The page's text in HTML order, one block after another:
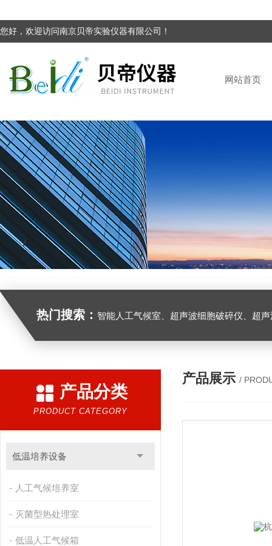
您好，欢迎访问南京贝帝实验仪器有限公司！
网站首页
热门搜索： 智能人工气候室、超声波细胞破碎仪、超
产品分类
PRODUCT CATEGORY
低温培养设备
人工气候培养室
灭菌型热处理室
低温人工气候箱
产品展示 /